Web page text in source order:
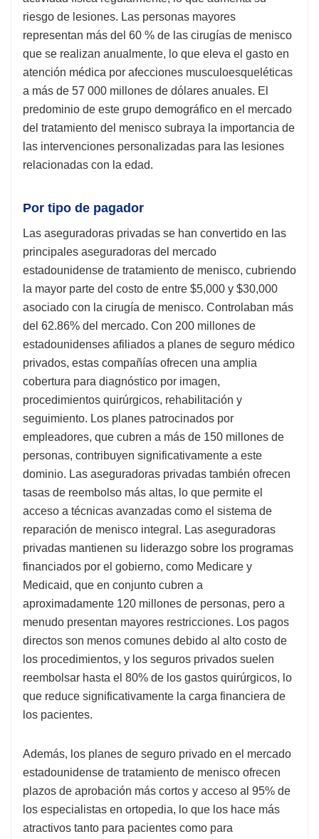
riesgo de lesiones. Las personas mayores
representan más del 60 % de las cirugías de menisco
que se realizan anualmente, lo que eleva el gasto en
atención médica por afecciones musculoesqueléticas
a más de 57 000 millones de dólares anuales. El
predominio de este grupo demográfico en el mercado
del tratamiento del menisco subraya la importancia de
las intervenciones personalizadas para las lesiones
relacionadas con la edad.
Por tipo de pagador
Las aseguradoras privadas se han convertido en las
principales aseguradoras del mercado
estadounidense de tratamiento de menisco, cubriendo
la mayor parte del costo de entre $5,000 y $30,000
asociado con la cirugía de menisco. Controlaban más
del 62.86% del mercado. Con 200 millones de
estadounidenses afiliados a planes de seguro médico
privados, estas compañías ofrecen una amplia
cobertura para diagnóstico por imagen,
procedimientos quirúrgicos, rehabilitación y
seguimiento. Los planes patrocinados por
empleadores, que cubren a más de 150 millones de
personas, contribuyen significativamente a este
dominio. Las aseguradoras privadas también ofrecen
tasas de reembolso más altas, lo que permite el
acceso a técnicas avanzadas como el sistema de
reparación de menisco integral. Las aseguradoras
privadas mantienen su liderazgo sobre los programas
financiados por el gobierno, como Medicare y
Medicaid, que en conjunto cubren a
aproximadamente 120 millones de personas, pero a
menudo presentan mayores restricciones. Los pagos
directos son menos comunes debido al alto costo de
los procedimientos, y los seguros privados suelen
reembolsar hasta el 80% de los gastos quirúrgicos, lo
que reduce significativamente la carga financiera de
los pacientes.
Además, los planes de seguro privado en el mercado
estadounidense de tratamiento de menisco ofrecen
plazos de aprobación más cortos y acceso al 95% de
los especialistas en ortopedia, lo que los hace más
atractivos tanto para pacientes como para